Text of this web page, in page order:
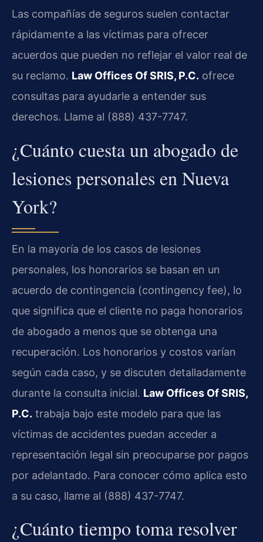
Las compañías de seguros suelen contactar
rápidamente a las víctimas para ofrecer
acuerdos que pueden no reflejar el valor real de
su reclamo. Law Offices Of SRIS, P.C. ofrece
consultas para ayudarle a entender sus
derechos. Llame al (888) 437-7747.
¿Cuánto cuesta un abogado de
lesiones personales en Nueva
York?
En la mayoría de los casos de lesiones
personales, los honorarios se basan en un
acuerdo de contingencia (contingency fee), lo
que significa que el cliente no paga honorarios
de abogado a menos que se obtenga una
recuperación. Los honorarios y costos varían
según cada caso, y se discuten detalladamente
durante la consulta inicial. Law Offices Of SRIS,
P.C. trabaja bajo este modelo para que las
víctimas de accidentes puedan acceder a
representación legal sin preocuparse por pagos
por adelantado. Para conocer cómo aplica esto
a su caso, llame al (888) 437-7747.
¿Cuánto tiempo toma resolver